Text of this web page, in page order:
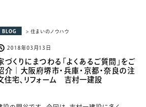
BLOG > 住まいのノウハウ
2018年03月13日
づくりにまつわる「よくあるご質問」をご
介｜大阪府堺市・兵庫・京都・奈良の注
住宅、リフォーム 吉村一建設